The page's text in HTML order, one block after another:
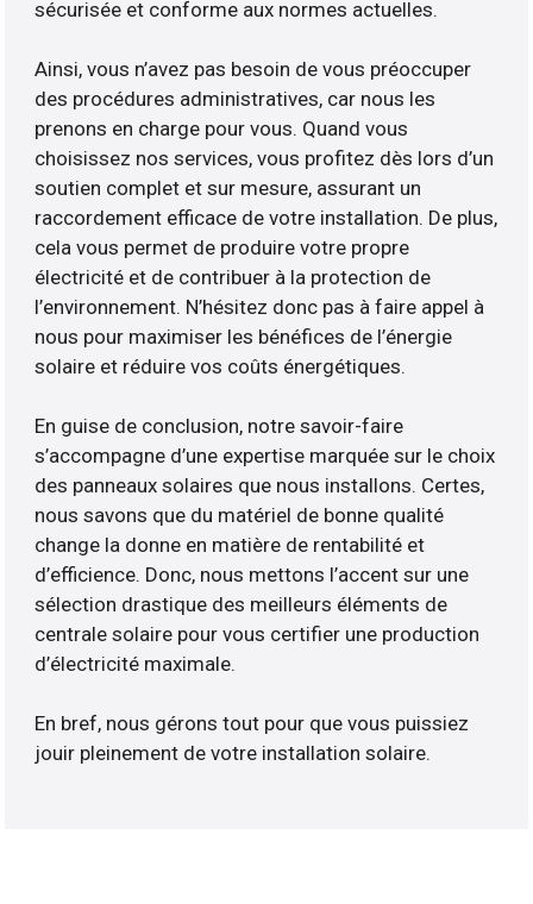
sécurisée et conforme aux normes actuelles.
Ainsi, vous n’avez pas besoin de vous préoccuper
des procédures administratives, car nous les
prenons en charge pour vous. Quand vous
choisissez nos services, vous profitez dès lors d’un
soutien complet et sur mesure, assurant un
raccordement efficace de votre installation. De plus,
cela vous permet de produire votre propre
électricité et de contribuer à la protection de
l’environnement. N’hésitez donc pas à faire appel à
nous pour maximiser les bénéfices de l’énergie
solaire et réduire vos coûts énergétiques.
En guise de conclusion, notre savoir-faire
s’accompagne d’une expertise marquée sur le choix
des panneaux solaires que nous installons. Certes,
nous savons que du matériel de bonne qualité
change la donne en matière de rentabilité et
d’efficience. Donc, nous mettons l’accent sur une
sélection drastique des meilleurs éléments de
centrale solaire pour vous certifier une production
d’électricité maximale.
En bref, nous gérons tout pour que vous puissiez
jouir pleinement de votre installation solaire.